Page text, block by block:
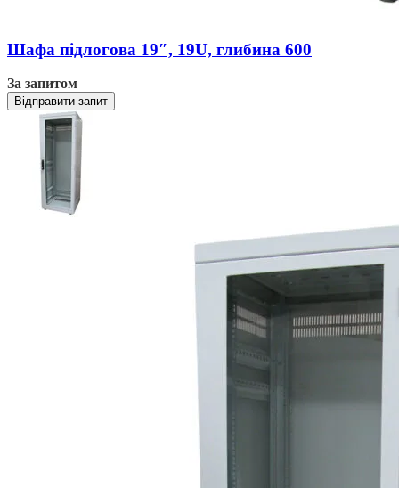
Шафа підлогова 19″, 19U, глибина 600
За запитом
Відправити запит